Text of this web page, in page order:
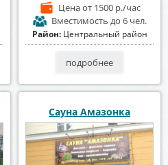
Ценаот 1500 р./час
Вместимость до 6 чел.
Район: Центральный район
подробнее
Сауна Амазонка